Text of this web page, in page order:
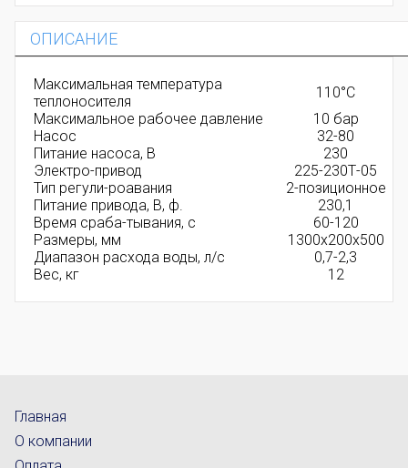
ОПИСАНИЕ
Максимальная температура
теплоносителя
110°С
Максимальное рабочее давление
10 бар
Насос
32-80
Питание насоса, В
230
Электро-привод
225-230Т-05
Тип регули-роавания
2-позиционное
Питание привода, В, ф.
230,1
Время сраба-тывания, с
60-120
Размеры, мм
1300х200х500
Диапазон расхода воды, л/с
0,7-2,3
Вес, кг
12
Главная
О компании